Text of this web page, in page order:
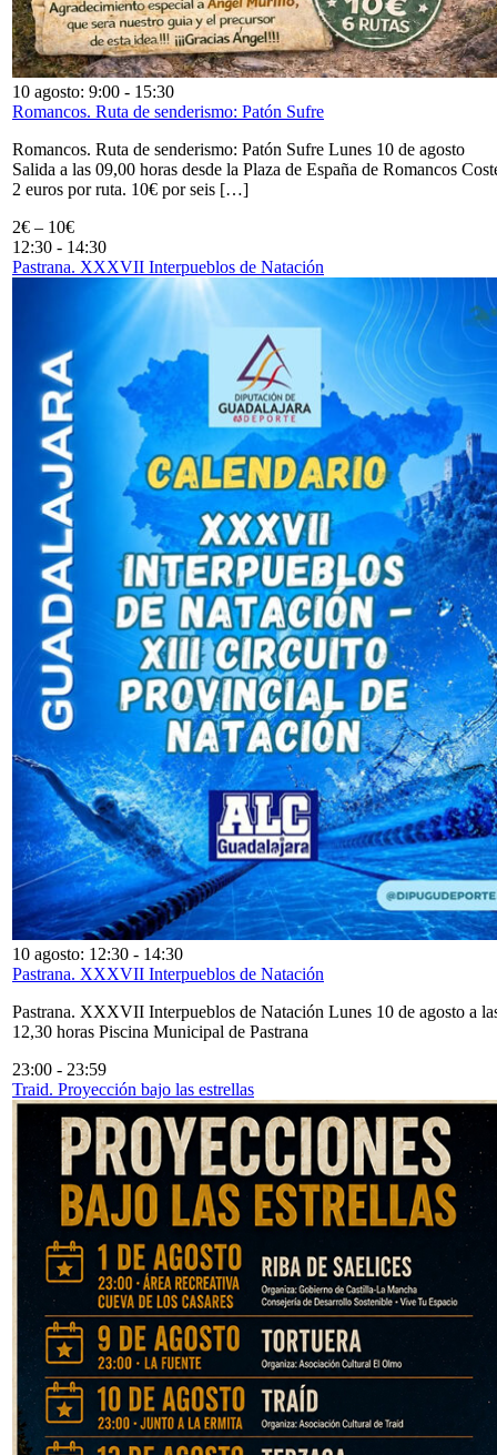
10 agosto: 9:00 - 15:30
Romancos. Ruta de senderismo: Patón Sufre
Romancos. Ruta de senderismo: Patón Sufre Lunes 10 de agosto
Salida a las 09,00 horas desde la Plaza de España de Romancos
2 euros por ruta. 10€ por seis […]
2€ – 10€
12:30 - 14:30
Pastrana. XXXVII Interpueblos de Natación
10 agosto: 12:30 - 14:30
Pastrana. XXXVII Interpueblos de Natación
Pastrana. XXXVII Interpueblos de Natación Lunes 10 de agosto a
12,30 horas Piscina Municipal de Pastrana
23:00 - 23:59
Traid. Proyección bajo las estrellas